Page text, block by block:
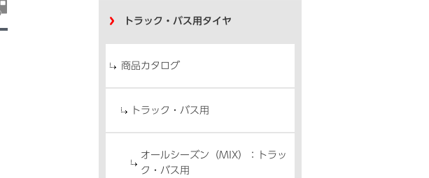
トラック・バス用タイヤ
商品カタログ
トラック・バス用
オールシーズン（MIX）：トラッ
ク・バス用